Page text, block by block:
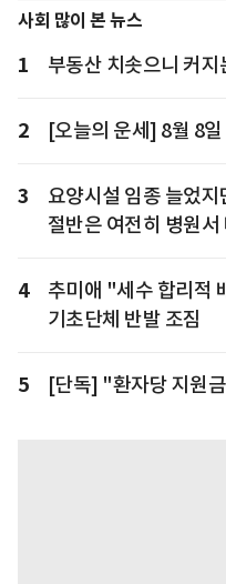
사회 많이 본 뉴스
1 부동산 치솟으니 커
2 [오늘의 운세] 8월 8
3
요양시설 임종 늘었
절반은 여전히 병원
4
추미애 "세수 합리
기초단체 반발 조짐
5 [단독] "환자당 지원